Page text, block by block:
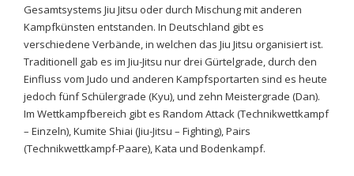
Gesamtsystems Jiu Jitsu oder durch Mischung mit anderen
Kampfkünsten entstanden. In Deutschland gibt es
verschiedene Verbände, in welchen das Jiu Jitsu organisiert ist.
Traditionell gab es im Jiu-Jitsu nur drei Gürtelgrade, durch den
Einfluss vom Judo und anderen Kampfsportarten sind es heute
jedoch fünf Schülergrade (Kyu), und zehn Meistergrade (Dan).
Im Wettkampfbereich gibt es Random Attack (Technikwettkampf
– Einzeln), Kumite Shiai (Jiu-Jitsu – Fighting), Pairs
(Technikwettkampf-Paare), Kata und Bodenkampf.